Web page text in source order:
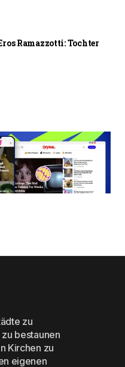
Ramazzotti: Tochter
zu
bestaunen
Kirchen zu
eigenen